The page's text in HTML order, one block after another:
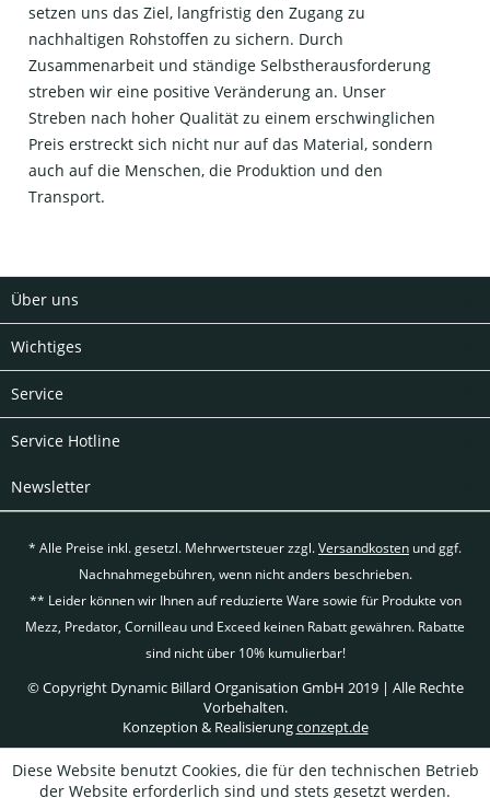
setzen uns das Ziel, langfristig den Zugang zu
nachhaltigen Rohstoffen zu sichern. Durch
Zusammenarbeit und ständige Selbstherausforderung
streben wir eine positive Veränderung an. Unser
Streben nach hoher Qualität zu einem erschwinglichen
Preis erstreckt sich nicht nur auf das Material, sondern
auch auf die Menschen, die Produktion und den
Transport.
Über uns
Wichtiges
Service
Service Hotline
Newsletter
* Alle Preise inkl. gesetzl. Mehrwertsteuer zzgl.Versandkosten und ggf.
Nachnahmegebühren, wenn nicht anders beschrieben.
** Leider können wir Ihnen auf reduzierte Ware sowie für Produkte von
Mezz, Predator, Cornilleau und Exceed keinen Rabatt gewähren. Rabatte
sind nicht über 10% kumulierbar!
© Copyright Dynamic Billard Organisation GmbH 2019 | Alle Rechte
Vorbehalten.
Konzeption & Realisierungconzept.de
Diese Website benutzt Cookies, die für den technischen Betrieb
der Website erforderlich sind und stets gesetzt werden.